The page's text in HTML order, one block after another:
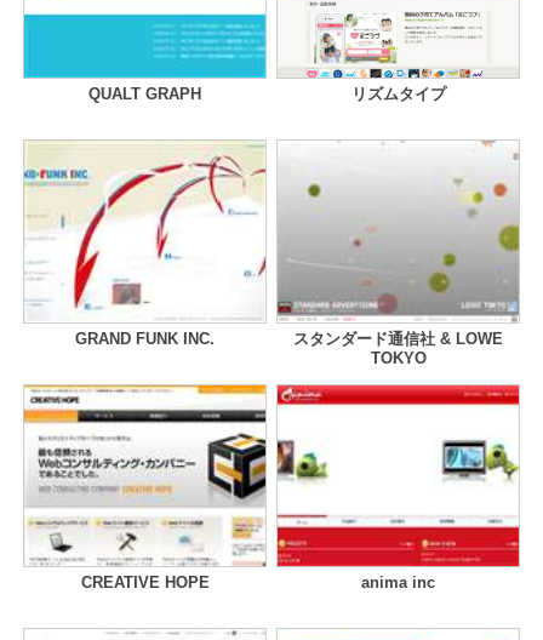
QUALT GRAPH リズムタイプ
GRAND FUNK INC.
スタンダード通信社 & LOWE
TOKYO
CREATIVE HOPE anima inc